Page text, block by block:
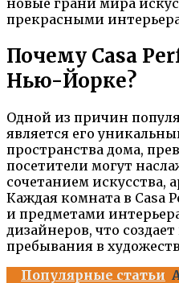
новые грани мира
прекрасными
Почему Casa
Нью-Йорке?
Одной из причин
является его
пространства дома,
посетители могут
сочетанием искусства,
Каждая комната в Casa
и предметами
дизайнеров, что
пребывания в
Популярные статьи